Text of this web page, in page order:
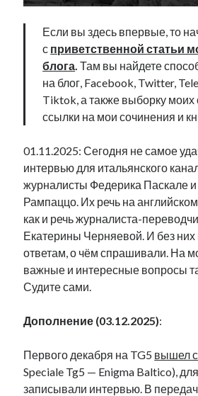
radio narva
ансиппиада безработица
в поисках здравого смысла выборы
евросоюз интервью история
кая каллас книга
нацменьшинства
памятники парад клоунов
подкаст потеряны данные
рийгикогу россия
русскоязычное образование ссср
т.х. ильвес танк фотоотчет экономика
эстония эстонский язык
Михаил Стальнухин:
Отзывы и предложения по блогу:
Если вы здесь впервые, то
с приветственной статьи
блога Там вы найдете
на блог, Facebook, Twitter,
Tiktok, а также выборку моих
ссылки на мои сочинения и
01.11.2025: Сегодня не самое
интервью для итальянского
журналисты Федерика Паскале
Рампаццо. Их речь на
как и речь журналиста-
Екатерины Черняевой. И без
ответам, о чём спрашивали. На
важные и интересные вопросы
Судите сами.
Дополнение (03.12.2025):
Первого декабря на TG5 вышел
Speciale Tg5 — Enigma Baltico),
записывали интервью. В